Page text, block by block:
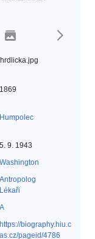
1869
Humpolec
5. 9. 1943
Washington
Antropolog‎
Lékaři‎
A
https://biography.hiu.c
as.cz/pageid/4786